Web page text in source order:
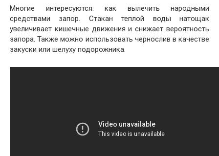
Многие интересуются: как вылечить народными
средствами запор. Стакан теплой воды натощак
увеличивает кишечные движения и снижает вероятность
запора. Также можно использовать чернослив в качестве
закуски или шелуху подорожника.